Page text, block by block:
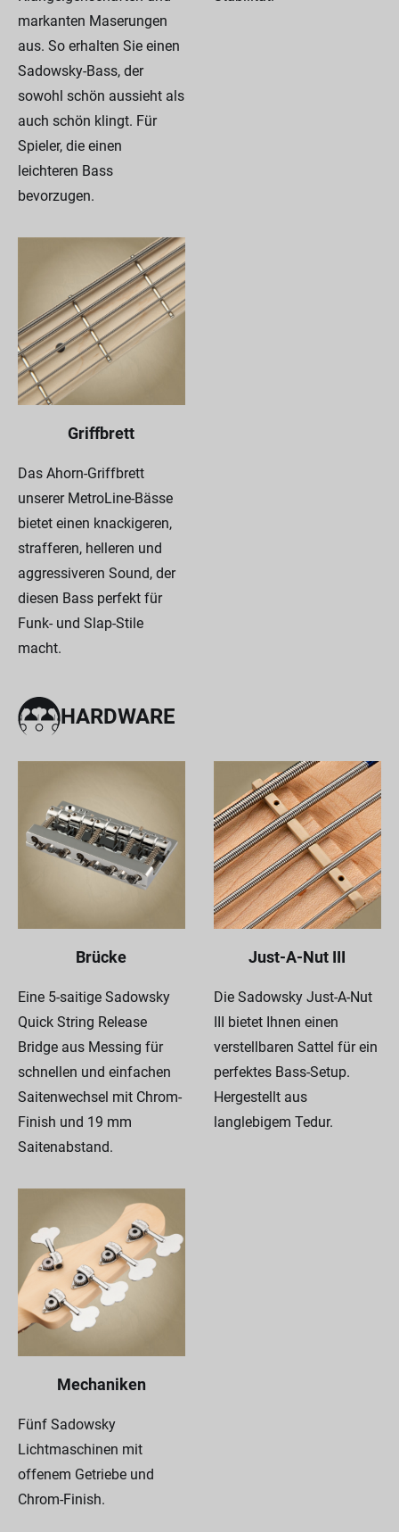
markanten Maserungen
aus. So erhalten Sie einen
Sadowsky-Bass, der
sowohl schön aussieht als
auch schön klingt. Für
Spieler, die einen
leichteren Bass
bevorzugen.
Griffbrett
Das Ahorn-Griffbrett
unserer MetroLine-Bässe
bietet einen knackigeren,
strafferen, helleren und
aggressiveren Sound, der
diesen Bass perfekt für
Funk- und Slap-Stile
macht.
HARDWARE
Brücke
Eine 5-saitige Sadowsky
Quick String Release
Bridge aus Messing für
schnellen und einfachen
Saitenwechsel mit Chrom-
Finish und 19 mm
Saitenabstand.
Just-A-Nut III
Die Sadowsky Just-A-Nut
III bietet Ihnen einen
verstellbaren Sattel für ein
perfektes Bass-Setup.
Hergestellt aus
langlebigem Tedur.
Mechaniken
Fünf Sadowsky
Lichtmaschinen mit
offenem Getriebe und
Chrom-Finish.